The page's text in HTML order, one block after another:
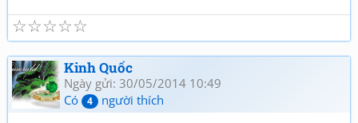
☆
☆
☆
☆
☆
Kinh Quốc
Ngày gửi: 30/05/2014 10:49
Có
4 người thích